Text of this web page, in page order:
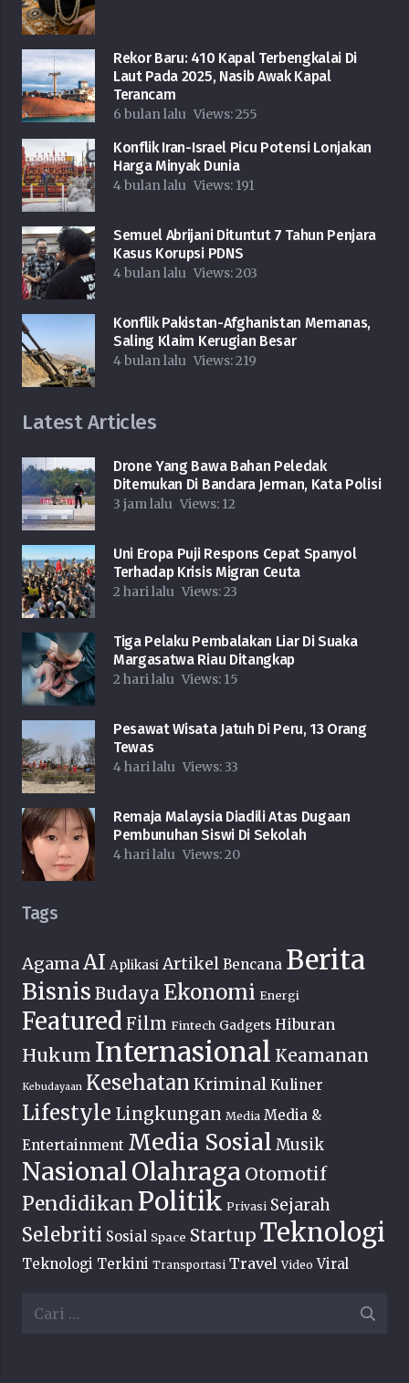
Rekor Baru: 410 Kapal Terbengkalai Di
Laut Pada 2025, Nasib Awak Kapal
Terancam
6 bulan lalu Views:255
Konflik Iran-Israel Picu Potensi Lonjakan
Harga Minyak Dunia
4 bulan lalu Views: 191
Semuel Abrijani Dituntut 7 Tahun Penjara
Kasus Korupsi PDNS
4 bulan lalu Views:203
Konflik Pakistan-Afghanistan Memanas,
Saling Klaim Kerugian Besar
4 bulan lalu Views:219
Latest Articles
Drone Yang Bawa Bahan Peledak
Ditemukan Di Bandara Jerman, Kata Polisi
3 jam lalu Views: 12
Uni Eropa Puji Respons Cepat Spanyol
Terhadap Krisis Migran Ceuta
2 hari lalu Views:23
Tiga Pelaku Pembalakan Liar Di Suaka
Margasatwa Riau Ditangkap
2 hari lalu Views: 15
Pesawat Wisata Jatuh Di Peru, 13 Orang
Tewas
4 hari lalu Views: 33
Remaja Malaysia Diadili Atas Dugaan
Pembunuhan Siswi Di Sekolah
4 hari lalu Views:20
Tags
AgamaAI Aplikasi Artikel Bencana Berita
Bisnis Budaya Ekonomi Energi
Featured Film Fintech Gadgets Hiburan
Hukum Internasional Keamanan
Kebudayaan Kesehatan Kriminal Kuliner
Lifestyle Lingkungan Media Media &
Entertainment Media Sosial Musik
NasionalOlahraga Otomotif
Pendidikan Politik Privasi Sejarah
Selebriti Sosial Space Startup Teknologi
Teknologi Terkini Transportasi Travel Video Viral
Cari